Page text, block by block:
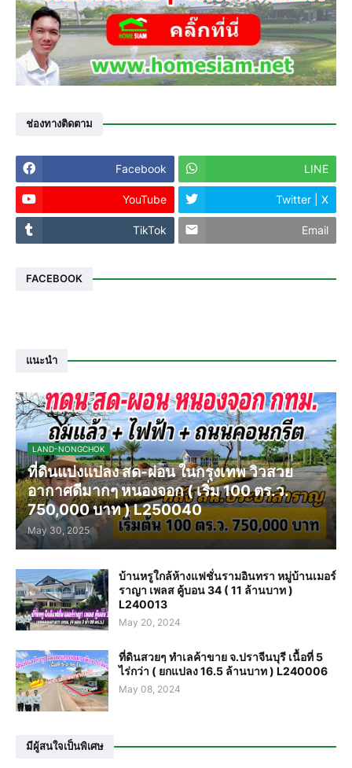
ช่องทางติดตาม
Facebook LINE
YouTube Twitter | X
TikTok Email
FACEBOOK
แนะนำ
LAND-NONGCHOK
ที่ดินแบ่งแปลง สด-ผ่อน ในกรุงเทพ วิวสวย
อากาศดีมากๆ หนองจอก ( เริ่ม 100 ตร.ว.
750,000 บาท ) L250040
May 30, 2025
บ้านหรูใกล้ห้างแฟชั่นรามอินทรา หมู่บ้านเมอร์
ราญา เพลส คู้บอน 34 ( 11 ล้านบาท )
L240013
May 20, 2024
ที่ดินสวยๆ ทำเลค้าขาย จ.ปราจีนบุรี เนื้อที่ 5
ไร่กว่า ( ยกแปลง 16.5 ล้านบาท ) L240006
May 08, 2024
มีผู้สนใจเป็นพิเศษ